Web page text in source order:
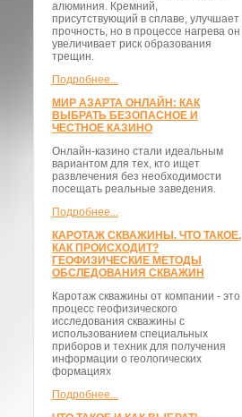
алюминия. Кремний,
присутствующий в сплаве, улучшает
прочность, но в процессе нагрева он
увеличивает риск образования
трещин.
Подробнее...
МИР АЗАРТА ОНЛАЙН: КАК
ВЫБРАТЬ БЕЗОПАСНОЕ И
ЧЕСТНОЕ КАЗИНО
Онлайн-казино стали идеальным
вариантом для тех, кто ищет
развлечения без необходимости
посещать реальные заведения.
Подробнее...
КАРОТАЖ СКВАЖИНЫ. ЧТО ТАКОЕ,
КАК ПРОИСХОДИТ?
ГЕОФИЗИЧЕСКИЕ МЕТОДЫ
ОБСЛЕДОВАНИЯ СКВАЖИН
Каротаж скважины от компании - это
процесс геофизического
исследования скважины с
использованием специальных
приборов и техник для получения
информации о геологических
формациях
Подробнее...